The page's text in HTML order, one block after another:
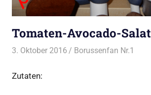
Tomaten-Avocado-Salat
3. Oktober 2016 Borussenfan Nr.1
Zutaten: